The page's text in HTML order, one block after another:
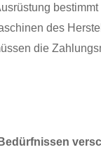
des
die